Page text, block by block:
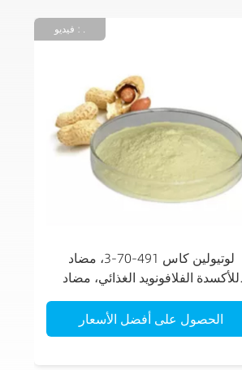
فيديو : .
لوتيولين كاس 491-70-3، مضاد
للأكسدة الفلافونويد الغذائي، مضاد
للالتهابات، مستخلص نباتي طبيعي،
مضاد ل
الحصول على أفضل الأسعار